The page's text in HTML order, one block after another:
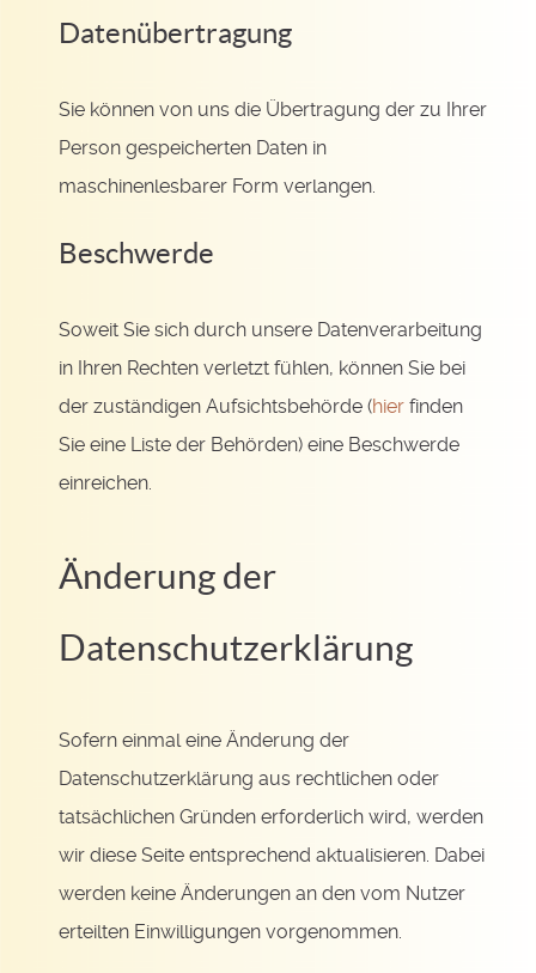
Datenübertragung
Sie können von uns die Übertragung der zu Ihrer
Person gespeicherten Daten in
maschinenlesbarer Form verlangen.
Beschwerde
Soweit Sie sich durch unsere Datenverarbeitung
in Ihren Rechten verletzt fühlen, können Sie bei
der zuständigen Aufsichtsbehörde (hier finden
Sie eine Liste der Behörden) eine Beschwerde
einreichen.
Änderung der
Datenschutzerklärung
Sofern einmal eine Änderung der
Datenschutzerklärung aus rechtlichen oder
tatsächlichen Gründen erforderlich wird, werden
wir diese Seite entsprechend aktualisieren. Dabei
werden keine Änderungen an den vom Nutzer
erteilten Einwilligungen vorgenommen.